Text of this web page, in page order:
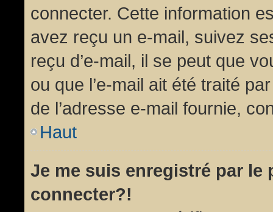
connecter. Cette information
avez reçu un e-mail, suivez
reçu d’e-mail, il se peut que
ou que l’e-mail ait été traité
de l’adresse e-mail fournie,
Haut
Je me suis enregistré par le
connecter?!